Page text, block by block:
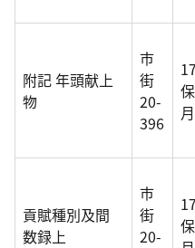
附記 年頭献上
物
市
街
20-
396
貢賦種別及間
数録上
市
街
20-